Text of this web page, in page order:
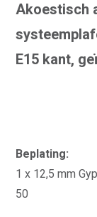
Akoestisch
E15 kant,
Beplating:
1 x 12,5 mm
50